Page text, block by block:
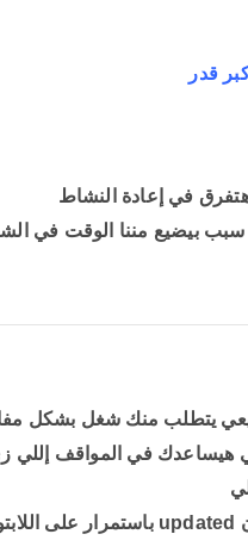
قدر
في إعادة النشاط
سبب بيضيع مننا الوقت في
يتطلب منك شغل بشكل
هيساعدك في المواقف إللي